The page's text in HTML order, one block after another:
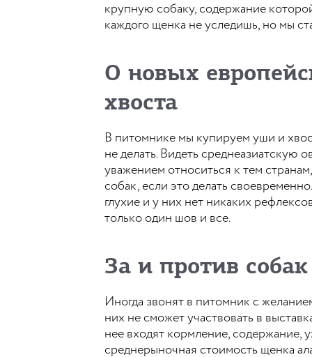
крупную собаку, содержание
каждого щенка не уследишь, но мы
О новых
хвоста
В питомнике мы купируем уши и
не делать. Видеть
уважением относиться к тем
собак, если это делать
глухие и у них нет никаких
только один шов и все.
За и против
Иногда звонят в питомник с
них не сможет участвовать в
нее входят кормление, содержание,
среднерыночная стоимость щенка